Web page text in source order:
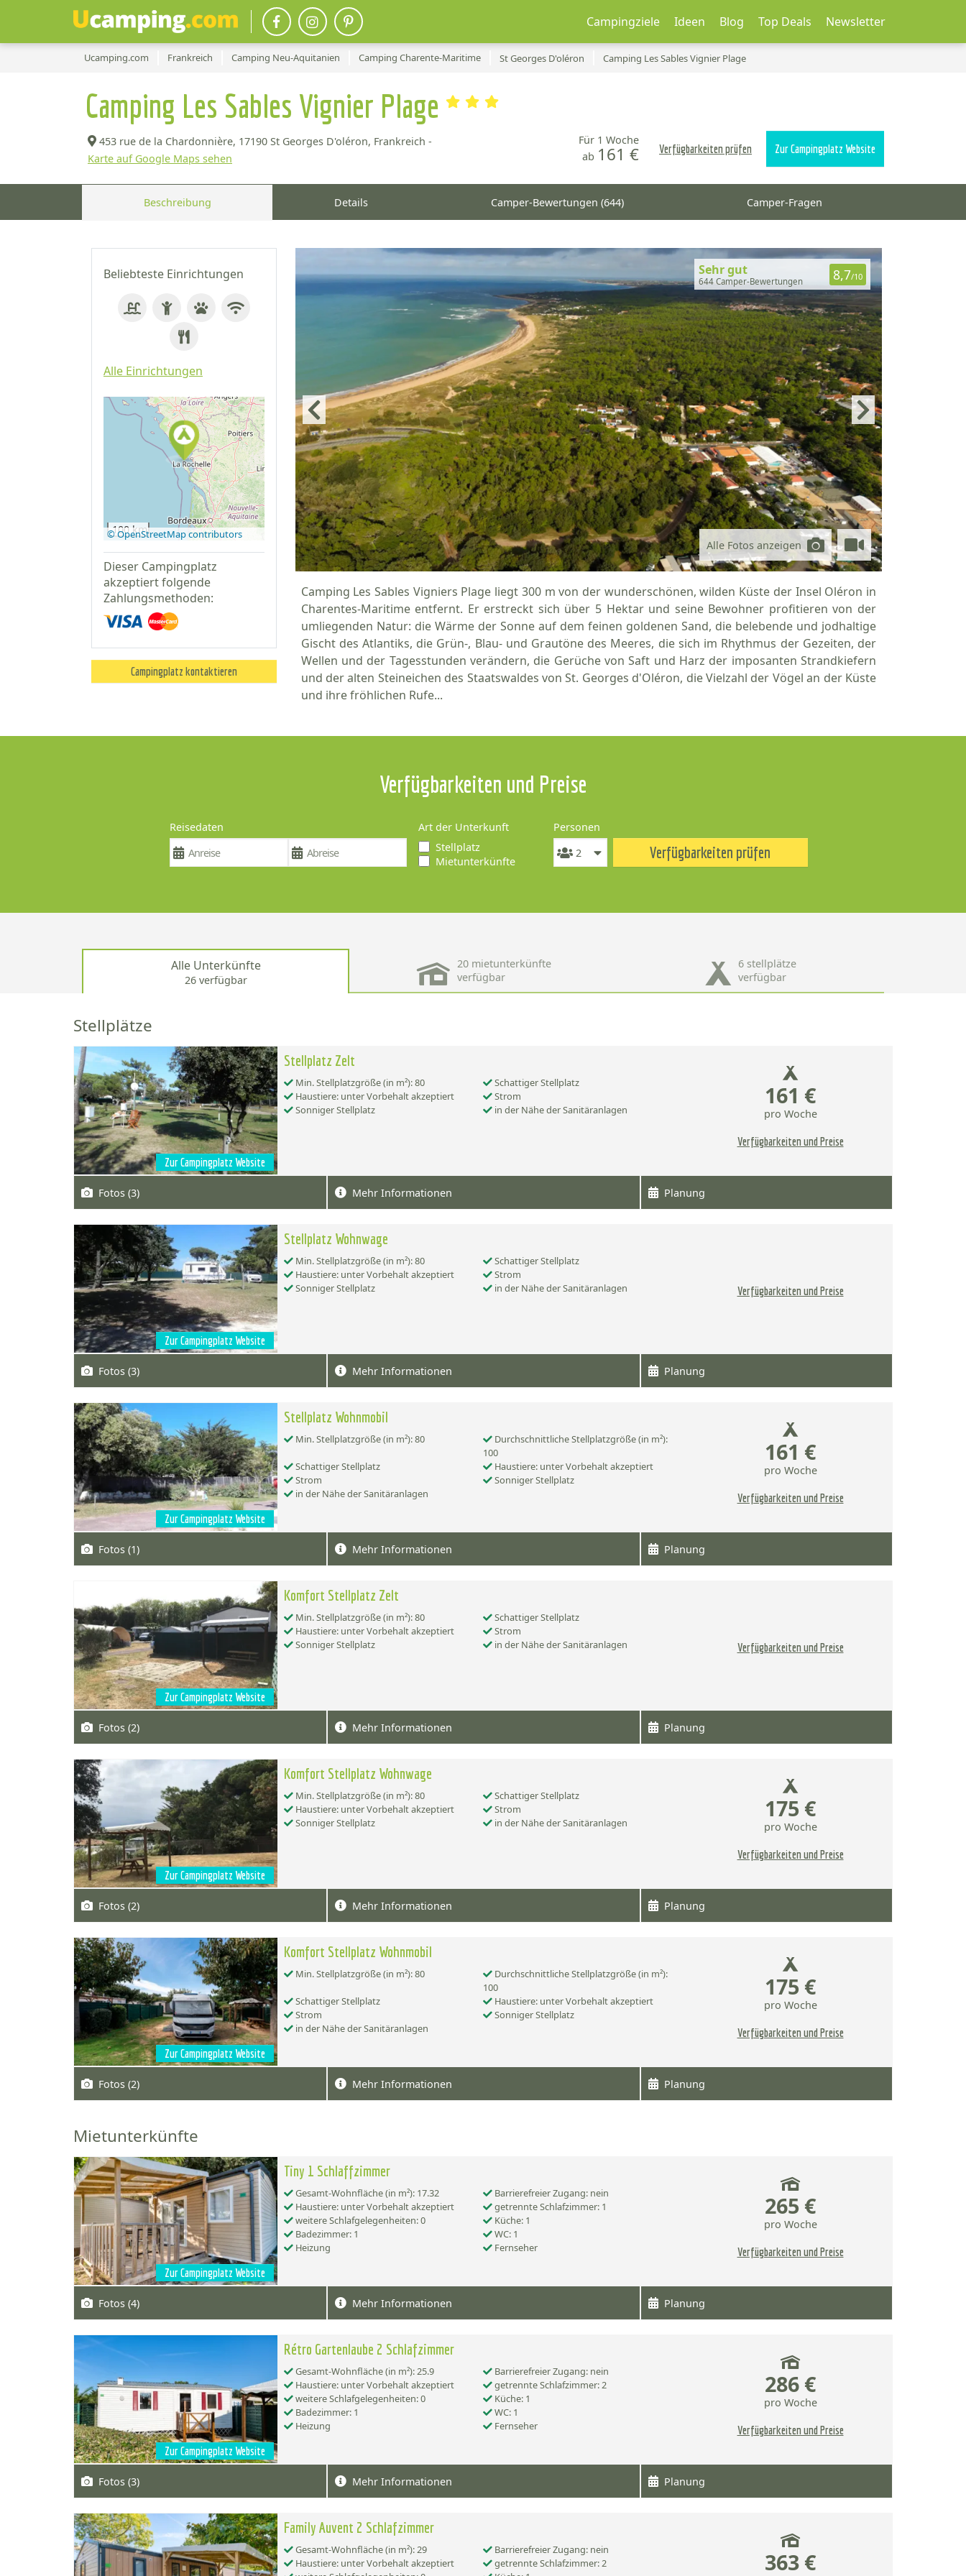
Campingziele Ideen Blog Top Deals Newsletter
Ucamping.com Frankreich Camping Neu-Aquitanien Camping Charente-Maritime St Georges D'oléron Camping Les Sables Vignier Plage
Camping Les Sables Vignier Plage
453 rue de la Chardonnière, 17190 St Georges D'oléron, Frankreich -
Karte auf Google Maps sehen
Für 1 Woche
ab 161 € Verfügbarkeiten prüfen Zur Campingplatz Website
Beschreibung Details Camper-Bewertungen (644) Camper-Fragen
Beliebteste Einrichtungen
Alle Einrichtungen
Auf Google
Maps
anzeigen
100 km
© OpenStreetMap contributors
Dieser Campingplatz
akzeptiert folgende
Zahlungsmethoden:
Campingplatz kontaktieren
Alle Fotos anzeigen
Sehr gut
644 Camper-Bewertungen 8,7/10
Camping Les Sables Vigniers Plage liegt 300 m von der wunderschönen, wilden Küste der Insel Oléron in
Charentes-Maritime entfernt. Er erstreckt sich über 5 Hektar und seine Bewohner profitieren von der
umliegenden Natur: die Wärme der Sonne auf dem feinen goldenen Sand, die belebende und jodhaltige
Gischt des Atlantiks, die Grün-, Blau- und Grautöne des Meeres, die sich im Rhythmus der Gezeiten, der
Wellen und der Tagesstunden verändern, die Gerüche von Saft und Harz der imposanten Strandkiefern
und der alten Steineichen des Staatswaldes von St. Georges d'Oléron, die Vielzahl der Vögel an der Küste
und ihre fröhlichen Rufe...
Verfügbarkeiten und Preise
Reisedaten
Art der Unterkunft
Stellplatz
Mietunterkünfte
Personen
Verfügbarkeiten prüfen
Alle Unterkünfte
26 verfügbar
20 mietunterkünfte
verfügbar
6 stellplätze
verfügbar
Stellplätze
Zur Campingplatz Website
Stellplatz Zelt
Min. Stellplatzgröße (in m²): 80
Schattiger Stellplatz
Haustiere: unter Vorbehalt akzeptiert
Strom
Sonniger Stellplatz
in der Nähe der Sanitäranlagen
161 €
pro Woche
Verfügbarkeiten und Preise
Fotos (3) Mehr Informationen Planung
Zur Campingplatz Website
Stellplatz Wohnwage
Min. Stellplatzgröße (in m²): 80
Schattiger Stellplatz
Haustiere: unter Vorbehalt akzeptiert
Strom
Sonniger Stellplatz
in der Nähe der Sanitäranlagen Verfügbarkeiten und Preise
Fotos (3) Mehr Informationen Planung
Zur Campingplatz Website
Stellplatz Wohnmobil
Min. Stellplatzgröße (in m²): 80
Durchschnittliche Stellplatzgröße (in m²):
100
Schattiger Stellplatz
Haustiere: unter Vorbehalt akzeptiert
Strom
Sonniger Stellplatz
in der Nähe der Sanitäranlagen
161 €
pro Woche
Verfügbarkeiten und Preise
Fotos (1) Mehr Informationen Planung
Zur Campingplatz Website
Komfort Stellplatz Zelt
Min. Stellplatzgröße (in m²): 80
Schattiger Stellplatz
Haustiere: unter Vorbehalt akzeptiert
Strom
Sonniger Stellplatz
in der Nähe der Sanitäranlagen Verfügbarkeiten und Preise
Fotos (2) Mehr Informationen Planung
Zur Campingplatz Website
Komfort Stellplatz Wohnwage
Min. Stellplatzgröße (in m²): 80
Schattiger Stellplatz
Haustiere: unter Vorbehalt akzeptiert
Strom
Sonniger Stellplatz
in der Nähe der Sanitäranlagen
175 €
pro Woche
Verfügbarkeiten und Preise
Fotos (2) Mehr Informationen Planung
Zur Campingplatz Website
Komfort Stellplatz Wohnmobil
Min. Stellplatzgröße (in m²): 80
Durchschnittliche Stellplatzgröße (in m²):
100
Schattiger Stellplatz
Haustiere: unter Vorbehalt akzeptiert
Strom
Sonniger Stellplatz
in der Nähe der Sanitäranlagen
175 €
pro Woche
Verfügbarkeiten und Preise
Fotos (2) Mehr Informationen Planung
Mietunterkünfte
Zur Campingplatz Website
Tiny 1 Schlaffzimmer
Gesamt-Wohnfläche (in m²): 17.32
Barrierefreier Zugang: nein
Haustiere: unter Vorbehalt akzeptiert
getrennte Schlafzimmer: 1
weitere Schlafgelegenheiten: 0
Küche: 1
Badezimmer: 1
WC: 1
Heizung
Fernseher
265 €
pro Woche
Verfügbarkeiten und Preise
Fotos (4) Mehr Informationen Planung
Zur Campingplatz Website
Rétro Gartenlaube 2 Schlafzimmer
Gesamt-Wohnfläche (in m²): 25.9
Barrierefreier Zugang: nein
Haustiere: unter Vorbehalt akzeptiert
getrennte Schlafzimmer: 2
weitere Schlafgelegenheiten: 0
Küche: 1
Badezimmer: 1
WC: 1
Heizung
Fernseher
286 €
pro Woche
Verfügbarkeiten und Preise
Fotos (3) Mehr Informationen Planung
Family Auvent 2 Schlafzimmer
Gesamt-Wohnfläche (in m²): 29
Barrierefreier Zugang: nein
Haustiere: unter Vorbehalt akzeptiert
getrennte Schlafzimmer: 2
363 €